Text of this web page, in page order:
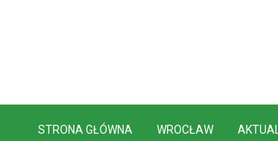
STRONA GŁÓWNA WROCŁAW